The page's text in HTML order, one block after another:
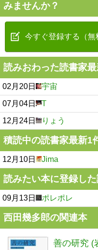
みませんか？
今すぐ登録する（無
読みおわった読書家
02月20日 宇宙
07月04日 T
12月24日 りょう
積読中の読書家最新1
12月10日 Jima
読みたい本に登録し
09月13日 ポレポレ
西田幾多郎の関連本
善の研究 (